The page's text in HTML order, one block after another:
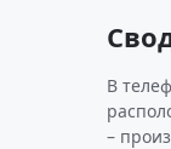
В
–